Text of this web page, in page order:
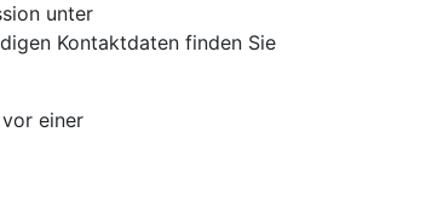
unter
Kontaktdaten finden Sie
einer